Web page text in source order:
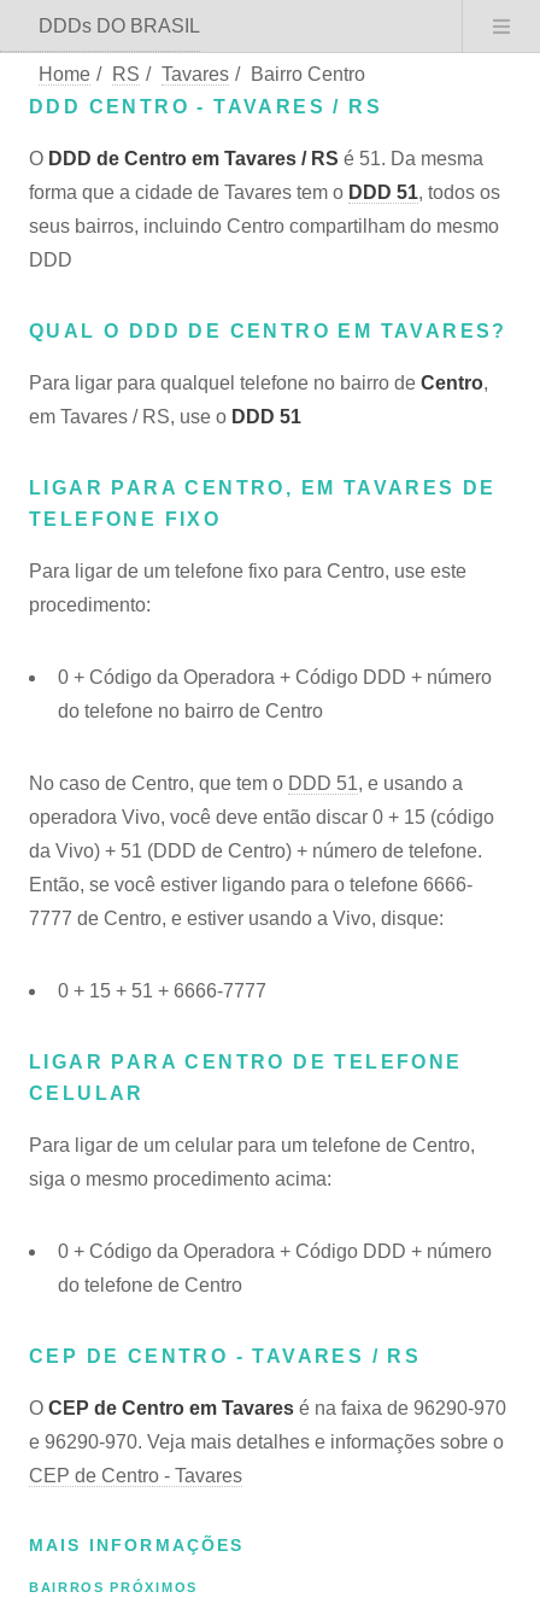
DDDs DO BRASIL
Home / RS / Tavares /
Bairro Centro
DDD CENTRO - TAVARES / RS
O DDD de Centro em Tavares / RS é 51. Da mesma
forma que a cidade de Tavares tem o DDD 51, todos os
seus bairros, incluindo Centro compartilham do mesmo
DDD
QUAL O DDD DE CENTRO EM TAVARES?
Para ligar para qualquel telefone no bairro de Centro,
em Tavares / RS, use o DDD 51
LIGAR PARA CENTRO, EM TAVARES DE
TELEFONE FIXO
Para ligar de um telefone fixo para Centro, use este
procedimento:
0 + Código da Operadora + Código DDD + número
do telefone no bairro de Centro
No caso de Centro, que tem o DDD 51, e usando a
operadora Vivo, você deve então discar 0 + 15 (código
da Vivo) + 51 (DDD de Centro) + número de telefone.
Então, se você estiver ligando para o telefone 6666-
7777 de Centro, e estiver usando a Vivo, disque:
0 + 15 + 51 + 6666-7777
LIGAR PARA CENTRO DE TELEFONE
CELULAR
Para ligar de um celular para um telefone de Centro,
siga o mesmo procedimento acima:
0 + Código da Operadora + Código DDD + número
do telefone de Centro
CEP DE CENTRO - TAVARES / RS
O CEP de Centro em Tavares é na faixa de 96290-970
e 96290-970. Veja mais detalhes e informações sobre o
CEP de Centro - Tavares
MAIS INFORMAÇÕES
BAIRROS PRÓXIMOS